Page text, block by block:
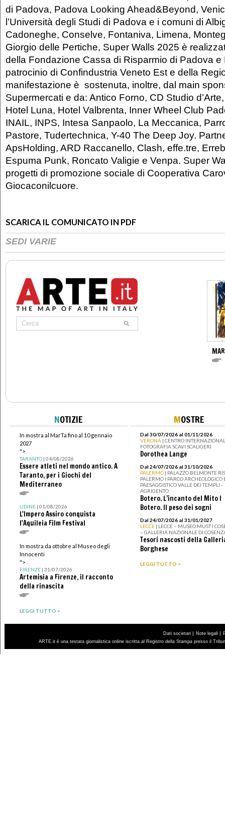
di Padova, Padova Looking Ahead&Beyond,
l’Università degli Studi di Padova e i comuni di
Cadoneghe, Conselve, Fontaniva, Limena,
Giorgio delle Pertiche, Super Walls 2025 è
della Fondazione Cassa di Risparmio di Padova
patrocinio di Confindustria Veneto Est e della
manifestazione è sostenuta, inoltre, dal main
Supermercati e da: Antico Forno, CD Studio
Hotel Luna, Hotel Valbrenta, Inner Wheel Club
INAIL, INPS, Intesa Sanpaolo, La Meccanica,
Pastore, Tudertechnica, Y-40 The Deep Joy.
ApsHolding, ARD Raccanello, Clash, effe.tre,
Espuma Punk, Roncato Valigie e Venpa. Super
progetti di promozione sociale di Cooperativa
Giocaconilcuore.
SCARICA IL COMUNICATO IN PDF
SEDI VARIE
NOTIZIE
In mostra al MarTa fino al 10 gennaio
2027
">
TARANTO| 04/08/2026
Essere atleti nel mondo antico. A
Taranto, per i Giochi del
Mediterraneo
UDINE| 01/08/2026
L'Impero Assiro conquista
l'Aquileia Film Festival
In mostra da ottobre al Museo degli
Innocenti
">
FIRENZE| 31/07/2026
Artemisia a Firenze, il racconto
della rinascita
LEGGI TUTTO >
MOSTRE
Dal 30/07/2026 al 01/11/2026
VERONA | CENTRO
FOTOGRAFIA SCAVI SCALIGERI
Dorothea Lange
Dal 24/07/2026 al 31/10/2026
PALERMO | PALAZZO BELMONTE
PALERMO I PARCO ARCHEOLOGICO
PAESAGGISTICO VALLE DEI TEMPLI -
AGRIGENTO
Botero. L’incanto del Mito I
Botero. Il peso dei sogni
Dal 24/07/2026 al 31/01/2027
LECCE | LECCE – MUSEO MUST I
– GALLERIA NAZIONALE DI
Tesori nascosti della
Borghese
LEGGI TUTTO >
Dati societari | Note legali |
ARTE.it è una testata giornalistica online iscritta al Registro della Stampa presso il